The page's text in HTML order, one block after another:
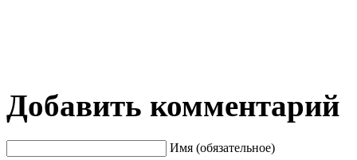
Добавить комментарий
Имя (обязательное)